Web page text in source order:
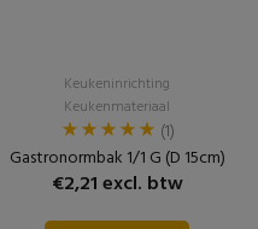
Keukeninrichting
Keukenmateriaal
(1)
Gastronormbak 1/1 G (D 15cm)
€2,21 excl. btw